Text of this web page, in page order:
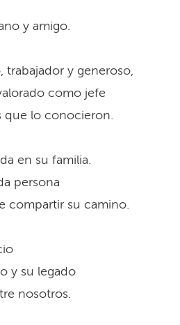
y amigo.
trabajador y generoso,
como jefe
que lo conocieron.
en su familia.
persona
compartir su camino.
y su legado
nosotros.